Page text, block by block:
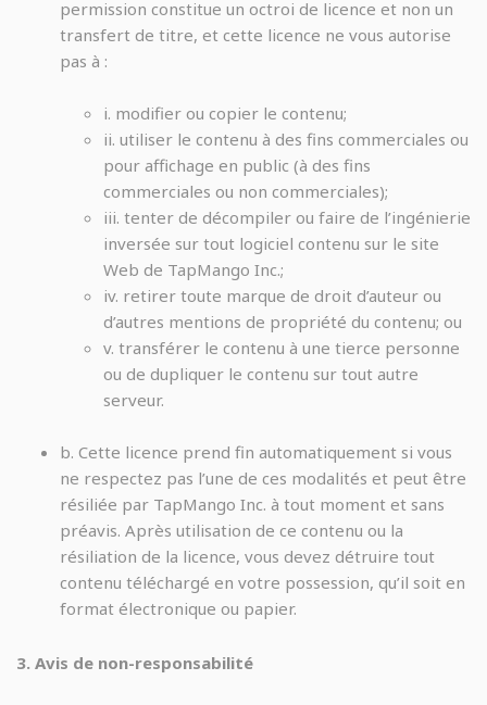
permission constitue un octroi de licence et non un
transfert de titre, et cette licence ne vous autorise
pas à :
i. modifier ou copier le contenu;
ii. utiliser le contenu à des fins commerciales ou
pour affichage en public (à des fins
commerciales ou non commerciales);
iii. tenter de décompiler ou faire de l’ingénierie
inversée sur tout logiciel contenu sur le site
Web de TapMango Inc.;
iv. retirer toute marque de droit d’auteur ou
d’autres mentions de propriété du contenu; ou
v. transférer le contenu à une tierce personne
ou de dupliquer le contenu sur tout autre
serveur.
b. Cette licence prend fin automatiquement si vous
ne respectez pas l’une de ces modalités et peut être
résiliée par TapMango Inc. à tout moment et sans
préavis. Après utilisation de ce contenu ou la
résiliation de la licence, vous devez détruire tout
contenu téléchargé en votre possession, qu’il soit en
format électronique ou papier.
3. Avis de non-responsabilité